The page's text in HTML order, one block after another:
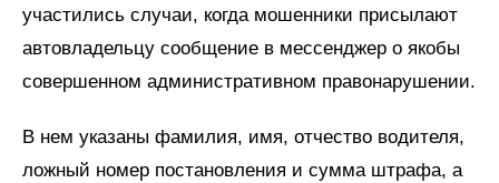
участились случаи, когда мошенники присылают
автовладельцу сообщение в мессенджер о якобы
совершенном административном правонарушении.
В нем указаны фамилия, имя, отчество водителя,
ложный номер постановления и сумма штрафа, а